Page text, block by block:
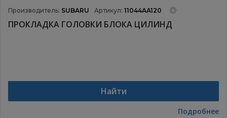
Производитель: SUBARU Артикул: 11044AA120
ПРОКЛАДКА ГОЛОВКИ БЛОКА ЦИЛИНД
Найти
Подробнее